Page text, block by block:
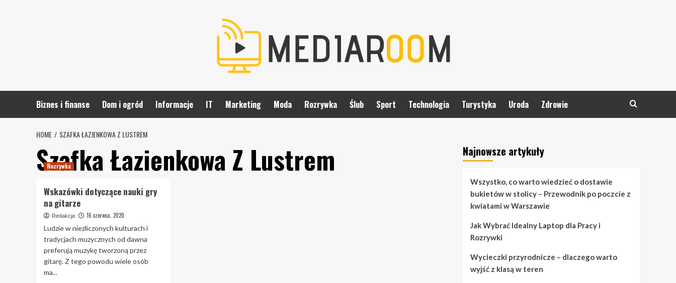
Biznes i finanse Dom i ogród Informacje IT Marketing Moda Rozrywka Ślub Sport Technologia Turystyka Uroda Zdrowie
HOME SZAFKA ŁAZIENKOWA Z LUSTREM
Szafka Łazienkowa Z Lustrem
Rozrywka
Wskazówki dotyczące nauki gry
na gitarze
Redakcja 16 czerwca, 2020
Ludzie w niezliczonych kulturach i
tradycjach muzycznych od dawna
preferują muzykę tworzoną przez
gitarę. Z tego powodu wiele osób
ma...
Najnowsze artykuły
Wszystko, co warto wiedzieć o dostawie
bukietów w stolicy – Przewodnik po poczcie z
kwiatami w Warszawie
Jak Wybrać Idealny Laptop dla Pracy i
Rozrywki
Wycieczki przyrodnicze – dlaczego warto
wyjść z klasą w teren